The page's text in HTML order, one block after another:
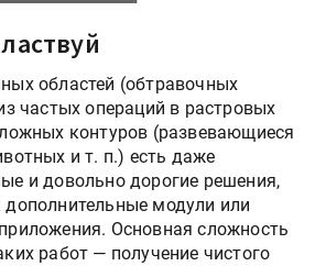
областей (обтравочных
частых операций в растровых
контуров (развевающиеся
и т. п.) есть даже
и довольно дорогие решения,
модули или
Основная сложность
работ — получение чистого